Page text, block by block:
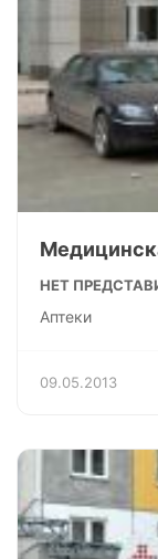
НЕТ
Аптеки
09.05.2013